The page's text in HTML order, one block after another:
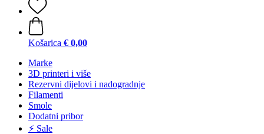
Košarica € 0,00
Marke
3D printeri i više
Rezervni dijelovi i nadogradnje
Filamenti
Smole
Dodatni pribor
⚡ Sale